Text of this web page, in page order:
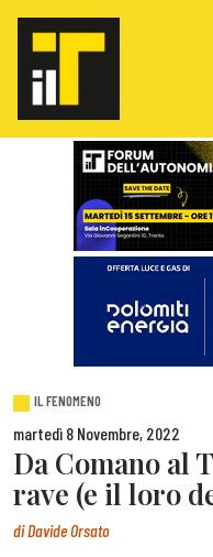
IL FENOMENO
martedì 8 Novembre, 2022
Da Comano al
rave (e il loro
diDavide Orsato